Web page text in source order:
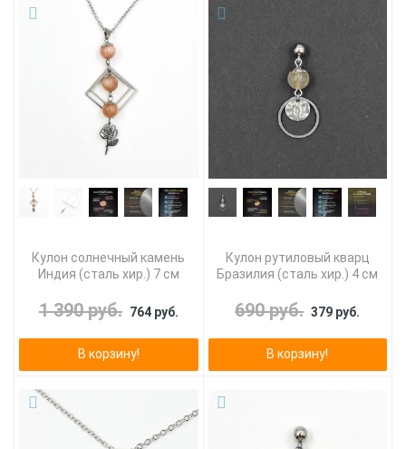
Кулон солнечный камень
Индия (сталь хир.) 7 см
1 390 руб. 764 руб.
В корзину!
Кулон рутиловый кварц
Бразилия (сталь хир.) 4 см
690 руб. 379 руб.
В корзину!